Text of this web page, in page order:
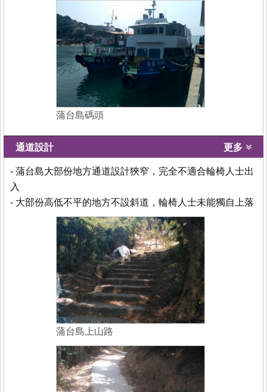
蒲台島碼頭
通道設計 更多
- 蒲台島大部份地方通道設計狹窄，完全不適合輪椅人士出
入
- 大部份高低不平的地方不設斜道，輪椅人士未能獨自上落
蒲台島上山路